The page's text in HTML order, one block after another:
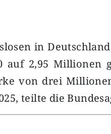
in
auf 2,95 Millionen
von drei
teilte die